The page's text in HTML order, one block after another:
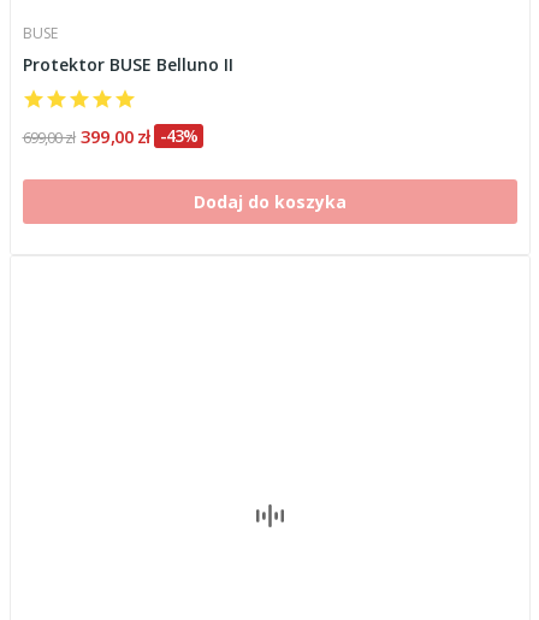
BUSE
Protektor BUSE Belluno II
699,00 zł 399,00 zł -43%
Dodaj do koszyka